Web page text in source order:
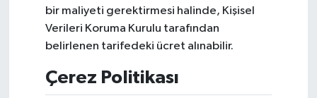
bir maliyeti gerektirmesi halinde, Kişisel
Verileri Koruma Kurulu tarafından
belirlenen tarifedeki ücret alınabilir.
Çerez Politikası